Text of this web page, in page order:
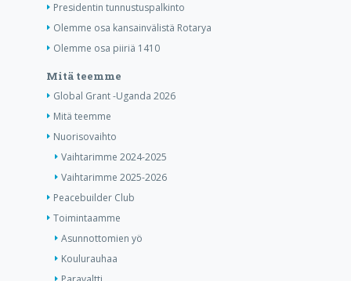
Presidentin tunnustuspalkinto
Olemme osa kansainvälistä Rotarya
Olemme osa piiriä 1410
Mitä teemme
Global Grant -Uganda 2026
Mitä teemme
Nuorisovaihto
Vaihtarimme 2024-2025
Vaihtarimme 2025-2026
Peacebuilder Club
Toimintaamme
Asunnottomien yö
Koulurauhaa